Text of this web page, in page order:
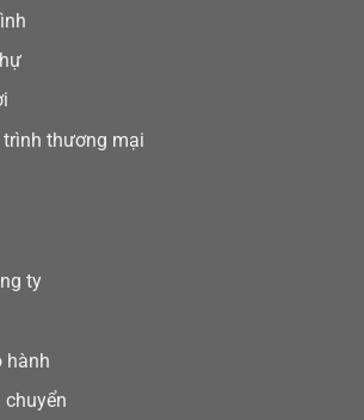
trình thương mại
ty
hành
chuyển